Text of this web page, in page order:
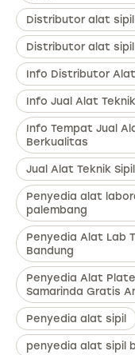
Distributor alat
Distributor alat
Info Distributor Alat
Info Jual Alat
Info Tempat Jual
Berkualitas
Jual Alat Teknik
Penyedia alat
palembang
Penyedia Alat Lab
Bandung
Penyedia Alat
Samarinda Gratis
Penyedia alat sipil
penyedia alat sipil